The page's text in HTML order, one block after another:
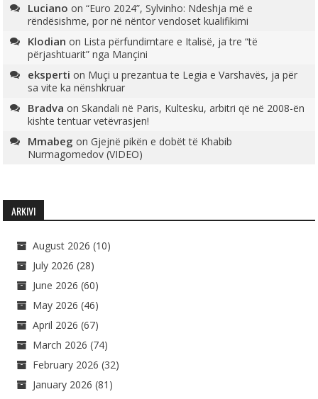
Luciano on“Euro 2024”, Sylvinho: Ndeshja më e
rëndësishme, por në nëntor vendoset kualifikimi
Klodian on Lista përfundimtare e Italisë, ja tre “të
përjashtuarit” nga Mançini
eksperti on Muçi u prezantua te Legia e Varshavës, ja për
sa vite ka nënshkruar
Bradva onSkandali në Paris, Kultesku, arbitri që në 2008-ën
kishte tentuar vetëvrasjen!
Mmabeg onGjejnë pikën e dobët të Khabib
Nurmagomedov (VIDEO)
ARKIVI
August 2026 (10)
July 2026 (28)
June 2026 (60)
May 2026 (46)
April 2026 (67)
March 2026 (74)
February 2026 (32)
January 2026 (81)